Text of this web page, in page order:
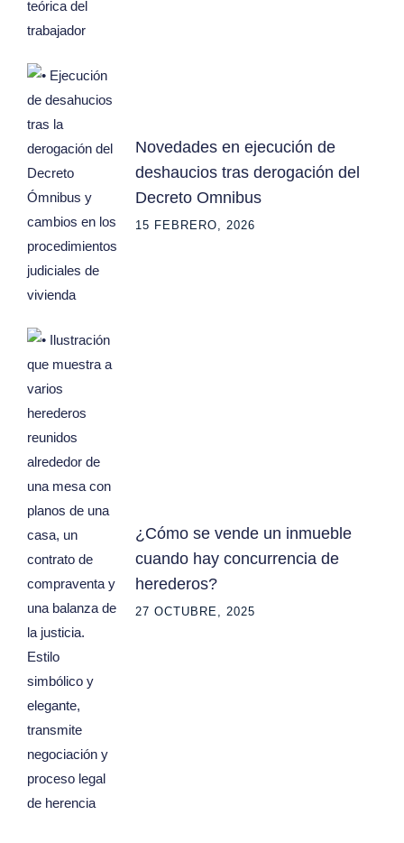
Novedades en ejecución de
deshaucios tras derogación del
Decreto Omnibus
15 FEBRERO, 2026
¿Cómo se vende un inmueble
cuando hay concurrencia de
herederos?
27 OCTUBRE, 2025